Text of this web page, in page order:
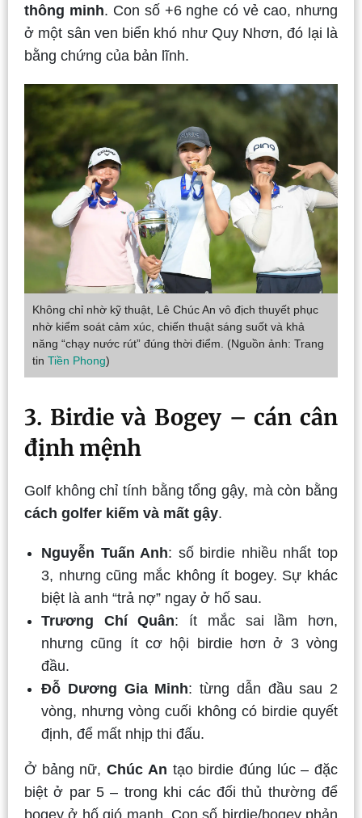
thông minh. Con số +6 nghe có vẻ cao, nhưng
ở một sân ven biển khó như Quy Nhơn, đó lại là
bằng chứng của bản lĩnh.
Không chỉ nhờ kỹ thuật, Lê Chúc An vô địch thuyết phục
nhờ kiểm soát cảm xúc, chiến thuật sáng suốt và khả
năng “chạy nước rút” đúng thời điểm. (Nguồn ảnh: Trang
tin Tiền Phong)
3. Birdie và Bogey – cán cân
định mệnh
Golf không chỉ tính bằng tổng gậy, mà còn bằng
cách golfer kiếm và mất gậy.
Nguyễn Tuấn Anh: số birdie nhiều nhất top
3, nhưng cũng mắc không ít bogey. Sự khác
biệt là anh “trả nợ” ngay ở hố sau.
Trương Chí Quân: ít mắc sai lầm hơn,
nhưng cũng ít cơ hội birdie hơn ở 3 vòng
đầu.
Đỗ Dương Gia Minh: từng dẫn đầu sau 2
vòng, nhưng vòng cuối không có birdie quyết
định, để mất nhịp thi đấu.
Ở bảng nữ,Chúc An tạo birdie đúng lúc – đặc
biệt ở par 5 – trong khi các đối thủ thường để
bogey ở hố gió mạnh. Con số birdie/bogey phản